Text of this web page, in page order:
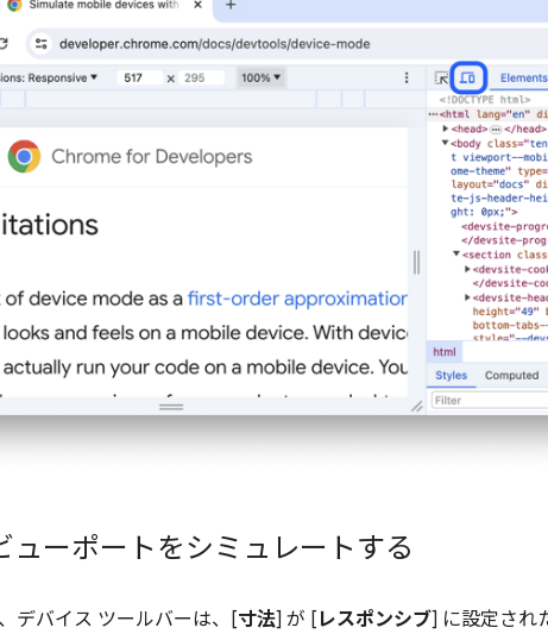
ューポートをシミュレートする
デバイス ツールバーは、[寸法] が [ レスポンシブ] に設定され